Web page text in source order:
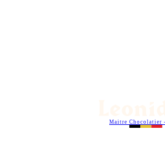
Maitre Chocolatier